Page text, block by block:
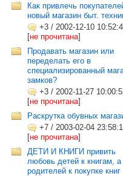
Как привлечь
новый магазин быт.
+3 / 2002-12-10
[не прочитана]
Продавать магазин или
переделать его в
специализированный
замков?
+3 / 2002-11-27
[не прочитана]
Раскрутка обувных
+7 / 2003-02-04
[не прочитана]
ДЕТИ И КНИГИ привить
любовь детей к книгам, а
родителей к покупке книг